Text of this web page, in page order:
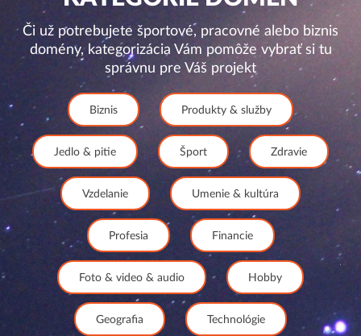
Či už potrebujete športové, pracovné alebo biznis
domény, kategorizácia Vám pomôže vybrať si tu
správnu pre Váš projekt
Biznis Produkty & služby
Jedlo & pitie Šport Zdravie
Vzdelanie Umenie & kultúra
Profesia Financie
Foto & video & audio Hobby
Geografia Technológie